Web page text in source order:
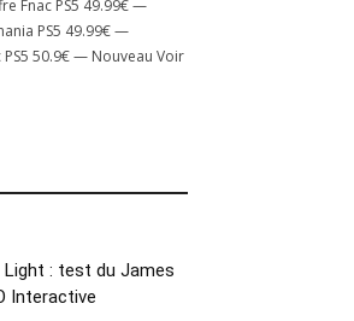
Fnac PS5 49.99€ —
PS5 49.99€ —
50.9€ — Nouveau Voir
Light : test du James
Interactive